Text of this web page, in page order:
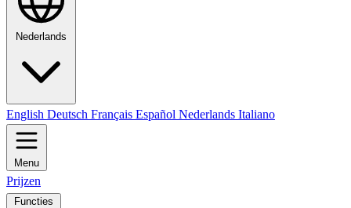
Nederlands
English Deutsch Français Español Nederlands Italiano
Menu
Prijzen
Functies